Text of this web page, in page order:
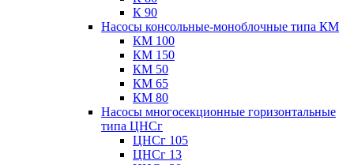
К 90
Насосы консольные-моноблочные типа КМ
КМ 100
КМ 150
КМ 50
КМ 65
КМ 80
Насосы многосекционные горизонтальные
типа ЦНСг
ЦНСг 105
ЦНСг 13